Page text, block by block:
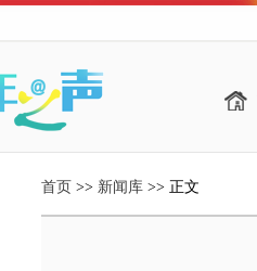
首页 >> 新闻库 >> 正文